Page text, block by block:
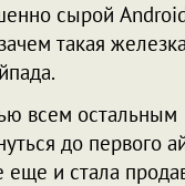
сырой
такая
всем остальным
до первого
и стала